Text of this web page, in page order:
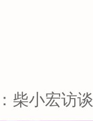
柴小宏访谈